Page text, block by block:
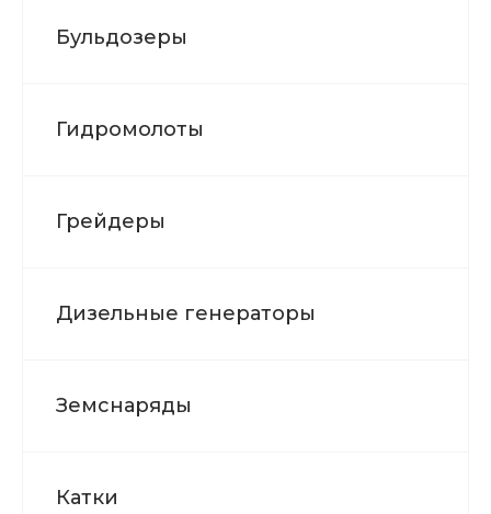
Бульдозеры
Гидромолоты
Грейдеры
Дизельные генераторы
Земснаряды
Катки